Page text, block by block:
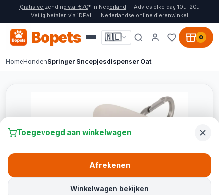
Gratis verzending v.a. €70* in Nederland
Advies elke dag 10u-20u
Veilig betalen via iDEAL
Nederlandse online dierenwinkel
Bopets 🇳🇱 0
HomeHondenSpringer Snoepjesdispenser Oat
Toegevoegd aan winkelwagen
Winkelwagen bekijken
Afrekenen